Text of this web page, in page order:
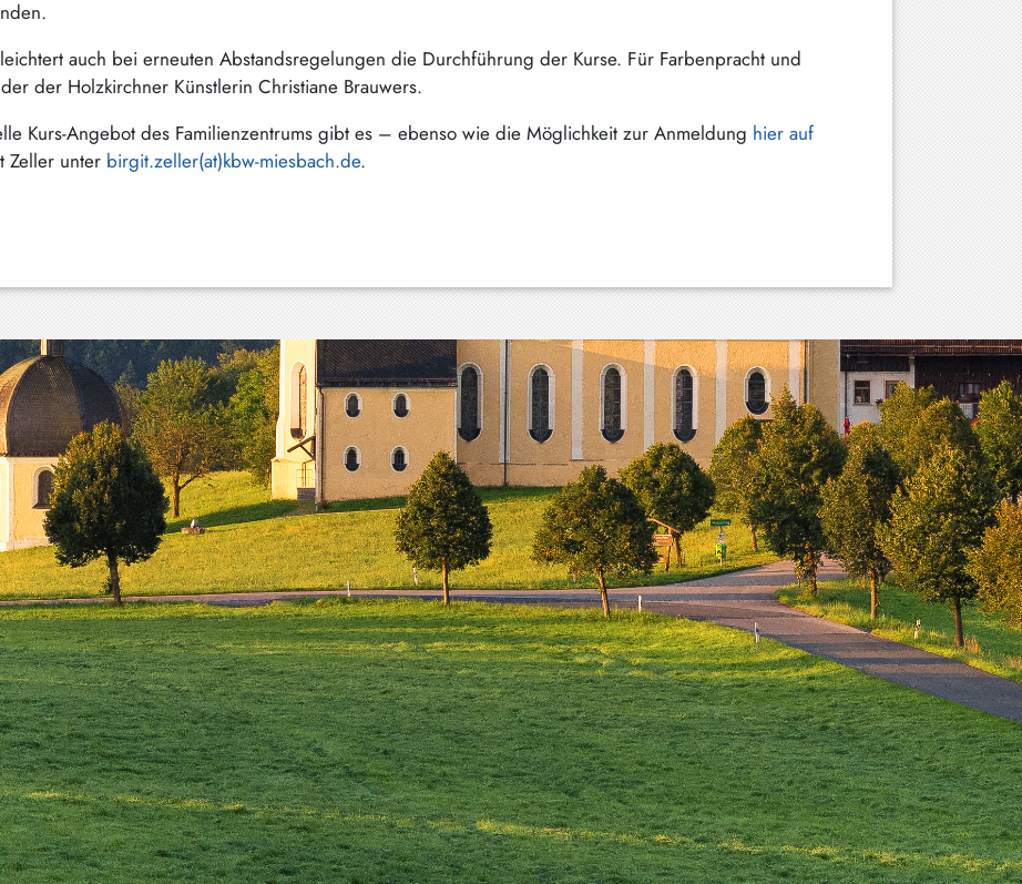
auch bei erneuten Abstandsregelungen die Durchführung der Kurse. Für Farbenpracht und
der Holzkirchner Künstlerin Christiane Brauwers.
Kurs-Angebot des Familienzentrums gibt es – ebenso wie die Möglichkeit zur Anmeldung hier auf
Zeller unter birgit.zeller(at)kbw-miesbach.de.